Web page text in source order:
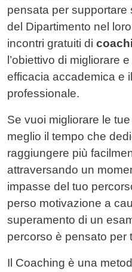
pensata per
del Dipartimento nel
incontri gratuiti di
l’obiettivo di migliorare
efficacia accademica e
professionale.
Se vuoi migliorare le
meglio il tempo che
raggiungere più
attraversando un
impasse del tuo
perso motivazione a
superamento di un
percorso è pensato per
Il Coaching è una